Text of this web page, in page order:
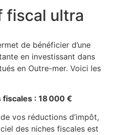
fiscal ultra
de bénéficier d’une
en investissant dans
en Outre-mer. Voici les
fiscales : 18 000 €
vos réductions d’impôt,
des niches fiscales est